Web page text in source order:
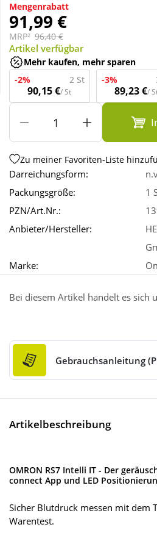
Sport & Fitness
Tierbedarf
Wellness
Mengenrabatt
91,99 €
MRP² 96,40 €
Artikel verfügbar
Mehr kaufen, mehr sparen
-2%
2 St
90,15 €/ St
-3%
89,23 €/
Zu meiner Favoriten-Liste
Darreichungsform:
Packungsgröße:
1
PZN/Art.Nr.:
Anbieter/Hersteller:
Marke:
Bei diesem Artikel handelt es sich
Gebrauchsanleitung
Artikelbeschreibung
OMRON RS7 Intelli IT - Der
connect App und LED
Sicher Blutdruck messen mit dem
Warentest.